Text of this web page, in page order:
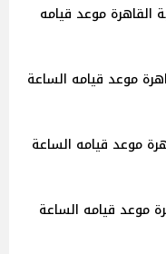
القاهرة موعد قيامه
القاهرة موعد قيامه الساعة
القاهرة موعد قيامه الساعة
موعد قيامه الساعة